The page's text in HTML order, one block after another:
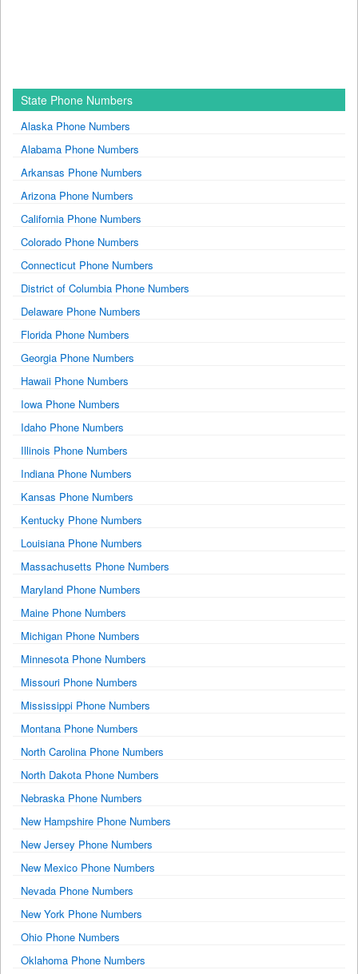
State Phone Numbers
Alaska Phone Numbers
Alabama Phone Numbers
Arkansas Phone Numbers
Arizona Phone Numbers
California Phone Numbers
Colorado Phone Numbers
Connecticut Phone Numbers
District of Columbia Phone Numbers
Delaware Phone Numbers
Florida Phone Numbers
Georgia Phone Numbers
Hawaii Phone Numbers
Iowa Phone Numbers
Idaho Phone Numbers
Illinois Phone Numbers
Indiana Phone Numbers
Kansas Phone Numbers
Kentucky Phone Numbers
Louisiana Phone Numbers
Massachusetts Phone Numbers
Maryland Phone Numbers
Maine Phone Numbers
Michigan Phone Numbers
Minnesota Phone Numbers
Missouri Phone Numbers
Mississippi Phone Numbers
Montana Phone Numbers
North Carolina Phone Numbers
North Dakota Phone Numbers
Nebraska Phone Numbers
New Hampshire Phone Numbers
New Jersey Phone Numbers
New Mexico Phone Numbers
Nevada Phone Numbers
New York Phone Numbers
Ohio Phone Numbers
Oklahoma Phone Numbers